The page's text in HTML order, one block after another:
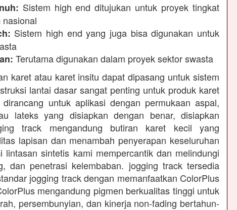
Sistem high end ditujukan untuk proyek tingkat
Sistem high end yang juga bisa digunakan untuk
Terutama digunakan dalam proyek sektor swasta
karet atau karet insitu dapat dipasang untuk sistem
lantai dasar sangat penting untuk produk karet
untuk aplikasi dengan permukaan aspal,
lateks yang disiapkan dengan benar, disiapkan
track mengandung butiran karet kecil yang
lapisan dan menambah penyerapan keseluruhan
lintasan sintetis kami mempercantik dan melindungi
dan penetrasi kelembaban. jogging track tersedia
jogging track dengan memanfaatkan ColorPlus
mengandung pigmen berkualitas tinggi untuk
persembunyian, dan kinerja non-fading bertahun-